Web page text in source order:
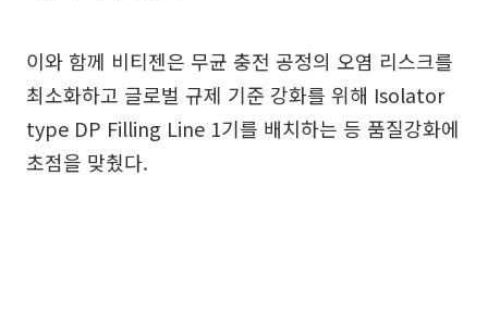
이와 함께 비티젠은 무균 충전 공정의 오염 리스크를
최소화하고 글로벌 규제 기준 강화를 위해 Isolator
type DP Filling Line 1기를 배치하는 등 품질강화에
초점을 맞췄다.